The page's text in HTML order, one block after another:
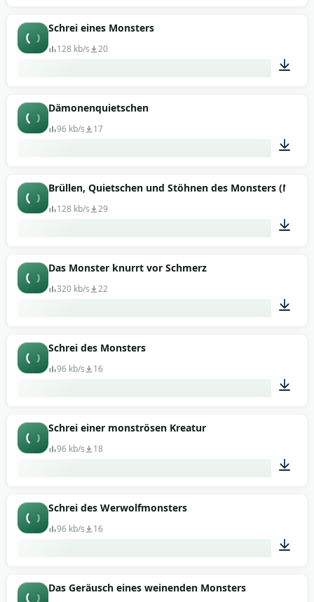
Schrei eines Monsters
128 kb/s 20
Dämonenquietschen
96 kb/s 17
00:03
Brüllen, Quietschen und Stöhnen des Monsters
128 kb/s 29
Das Monster knurrt vor Schmerz
320 kb/s 22
Schrei des Monsters
96 kb/s 16
Schrei einer monströsen Kreatur
96 kb/s 18
Schrei des Werwolfmonsters
96 kb/s 16
Das Geräusch eines weinenden Monsters